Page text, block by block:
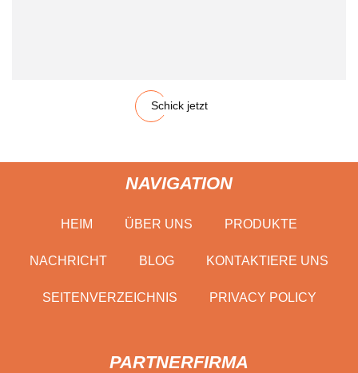
Schick jetzt
NAVIGATION
HEIM ÜBER UNS PRODUKTE
NACHRICHT BLOG KONTAKTIERE UNS
SEITENVERZEICHNIS PRIVACY POLICY
PARTNERFIRMA